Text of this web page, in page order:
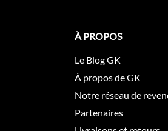
À PROPOS
Le Blog GK
À propos de GK
Notre réseau de
Partenaires